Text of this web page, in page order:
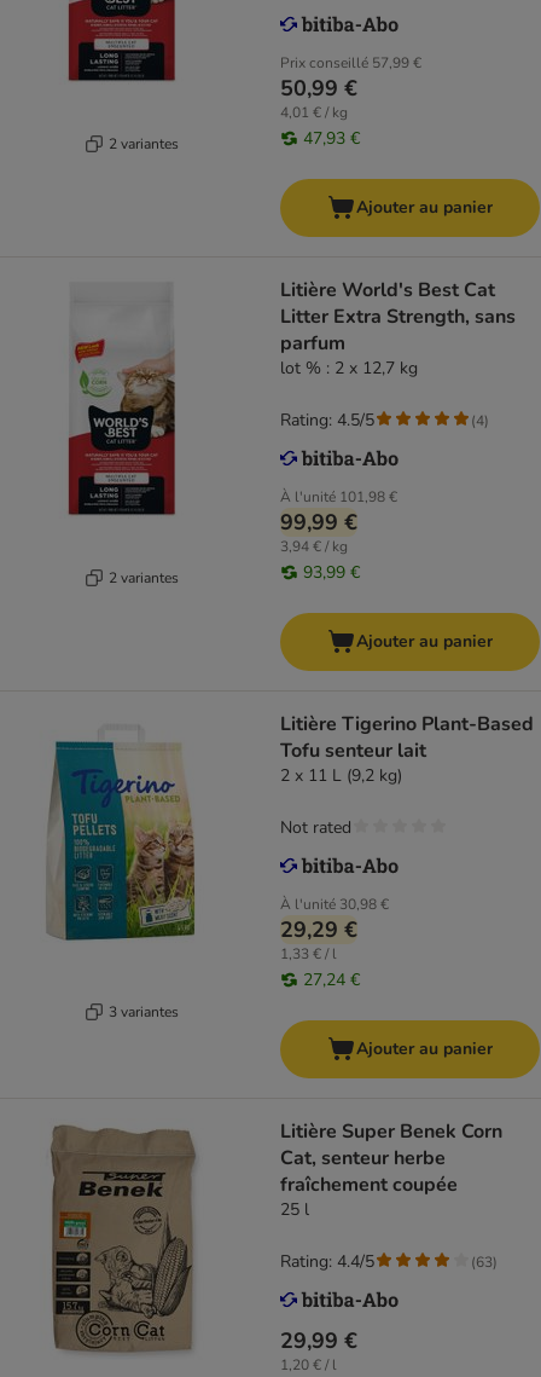
2 variantes
Prix conseillé 57,99 €
50,99 €
4,01 € / kg
47,93 €
Ajouter au panier
2 variantes
Litière World's Best Cat
Litter Extra Strength, sans
parfum
lot % : 2 x 12,7 kg
À l'unité 101,98 €
99,99 €
3,94 € / kg
93,99 €
Rating: 4.5/5 (4)
Ajouter au panier
3 variantes
Litière Tigerino Plant-Based
Tofu senteur lait
2 x 11 L (9,2 kg)
À l'unité 30,98 €
29,29 €
1,33 € / l
27,24 €
Not rated
Ajouter au panier
Litière Super Benek Corn
Cat, senteur herbe
fraîchement coupée
25 l
29,99 €
1,20 € / l
Rating: 4.4/5 (63)